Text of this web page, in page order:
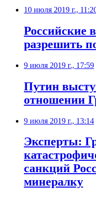
10 июля 2019 г.,
Российские
разрешить
9 июля 2019 г., 17:59
Путин
отношении
9 июля 2019 г., 13:14
Эксперты:
санкций
минералку